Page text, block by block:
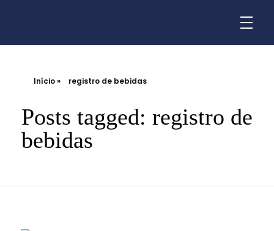
Início» registro de bebidas
Posts tagged: registro de
bebidas